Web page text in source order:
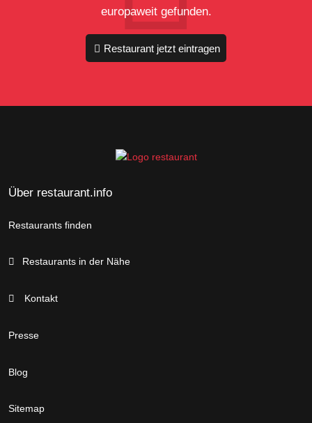
europaweit gefunden.
Restaurant jetzt eintragen
Über restaurant.info
Restaurants finden
Restaurants in der Nähe
Kontakt
Presse
Blog
Sitemap